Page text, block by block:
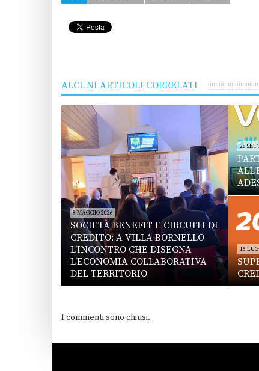
ALCUNI ARTICOLI CORRELATI
8 MAGGIO 2026
SOCIETÀ BENEFIT E CIRCUITI DI
CREDITO: A VILLA BORNELLO
L’INCONTRO CHE DISEGNA
L’ECONOMIA COLLABORATIVA
DEL TERRITORIO
28
16
I commenti sono chiusi.